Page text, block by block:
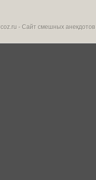
- Сайт смешных анекдотов